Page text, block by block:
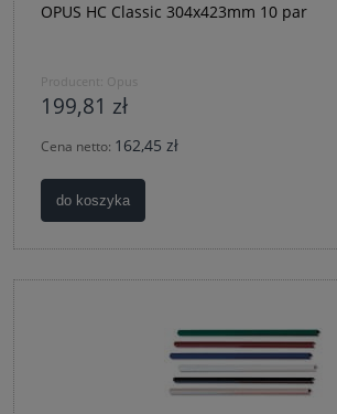
OPUS HC Classic 304x423mm 10 par
Producent: Opus
199,81 zł
Cena netto: 162,45 zł
do koszyka